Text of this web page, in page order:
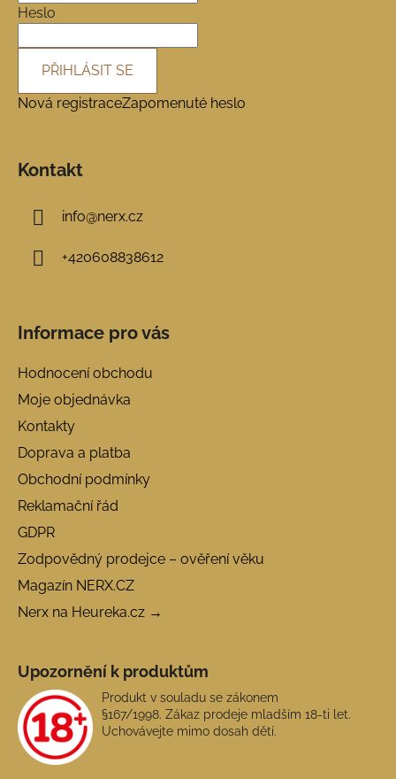
Heslo
PŘIHLÁSIT SE
Nová registraceZapomenuté heslo
Kontakt
info@nerx.cz
+420608838612
Informace pro vás
Hodnocení obchodu
Moje objednávka
Kontakty
Doprava a platba
Obchodní podmínky
Reklamační řád
GDPR
Zodpovědný prodejce – ověření věku
Magazín NERX.CZ
Nerx na Heureka.cz →
Upozornění k produktům
Produkt v souladu se zákonem
§167/1998. Zákaz prodeje mladším 18-ti let.
Uchovávejte mimo dosah dětí.